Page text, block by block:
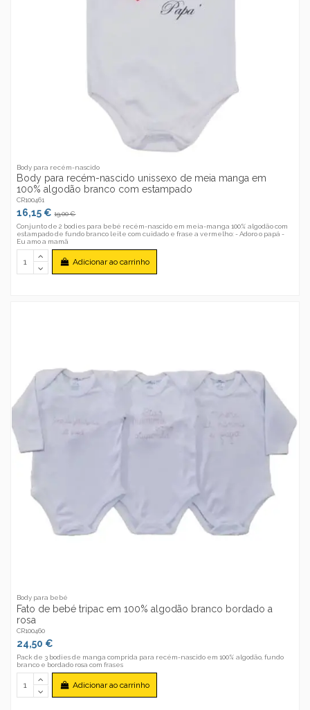
Body para recém-nascido
Body para recém-nascido unissexo de meia manga em
100% algodão branco com estampado
CR100461
16,15 €19,00 €
Conjunto de 2 bodies para bebé recém-nascido em meia-manga 100% algodão com
estampado de fundo branco leite com cuidado e frase a vermelho: - Adoro o papá -
Eu amo a mamã
Adicionar ao carrinho
Body para bebé
Fato de bebé tripac em 100% algodão branco bordado a
rosa
CR100460
24,50 €
Pack de 3 bodies de manga comprida para recém-nascido em 100% algodão, fundo
branco e bordado rosa com frases
Adicionar ao carrinho